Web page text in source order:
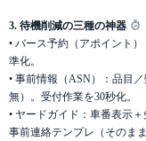
3. 待機削減の三種の神器
• バース予約（アポイント
準化。
• 事前情報（ASN）：品目
無）。受付作業を30秒化。
• ヤードガイド：車番表示
事前連絡テンプレ（そのまま